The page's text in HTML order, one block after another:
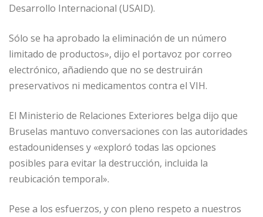
Desarrollo Internacional (USAID).
Sólo se ha aprobado la eliminación de un número
limitado de productos», dijo el portavoz por correo
electrónico, añadiendo que no se destruirán
preservativos ni medicamentos contra el VIH.
El Ministerio de Relaciones Exteriores belga dijo que
Bruselas mantuvo conversaciones con las autoridades
estadounidenses y «exploró todas las opciones
posibles para evitar la destrucción, incluida la
reubicación temporal».
Pese a los esfuerzos, y con pleno respeto a nuestros